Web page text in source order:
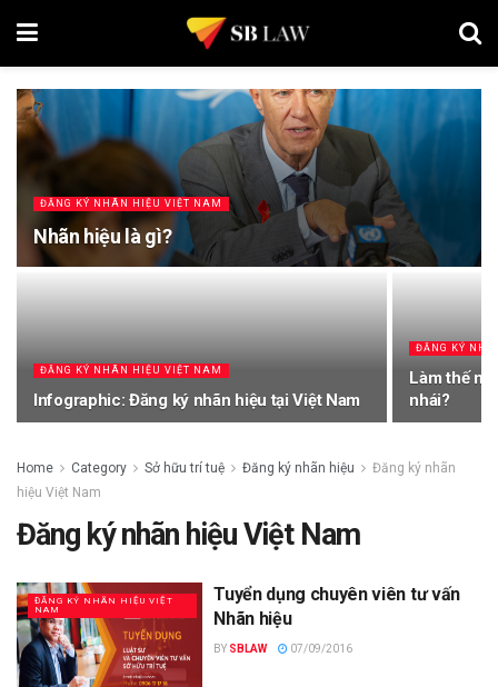
ĐĂNG KÝ NHÃN HIỆU VIỆT NAM
Nhãn hiệu là gì?
ĐĂNG KÝ NHÃN HIỆU VIỆT NAM
Infographic: Đăng ký nhãn hiệu tại Việt Nam
ĐĂNG KÝ
Làm thế
nhái?
Home Category Sở hữu trí tuệ Đăng ký nhãn hiệu
Đăng ký nhãn
hiệu Việt Nam
Đăng ký nhãn hiệu Việt Nam
ĐĂNG KÝ NHÃN HIỆU VIỆT
NAM
Tuyển dụng chuyên viên tư vấn
Nhãn hiệu
BY SBLAW 07/09/2016